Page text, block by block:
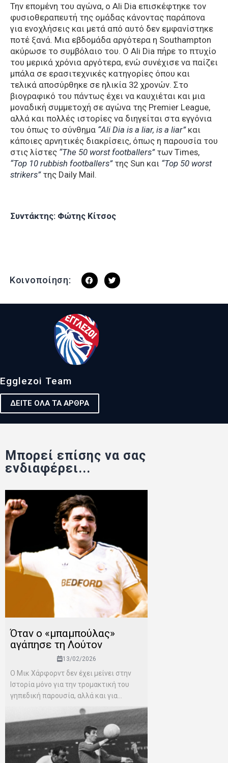
Την επομένη του αγώνα, ο Ali Dia επισκέφτηκε τον
φυσιοθεραπευτή της ομάδας κάνοντας παράπονα
για ενοχλήσεις και μετά από αυτό δεν εμφανίστηκε
ποτέ ξανά. Μια εβδομάδα αργότερα η Southampton
ακύρωσε το συμβόλαιο του. Ο Ali Dia πήρε το πτυχίο
του μερικά χρόνια αργότερα, ενώ συνέχισε να παίζει
μπάλα σε ερασιτεχνικές κατηγορίες όπου και
τελικά αποσύρθηκε σε ηλικία 32 χρονών. Στο
βιογραφικό του πάντως έχει να καυχιέται και μια
μοναδική συμμετοχή σε αγώνα της Premier League,
αλλά και πολλές ιστορίες να διηγείται στα εγγόνια
του όπως το σύνθημα “Ali Dia is a liar, is a liar”και
κάποιες αρνητικές διακρίσεις, όπως η παρουσία του
στις λίστες “The 50 worst footballers”των Times,
“Top 10 rubbish footballers”της Sun και “Top 50 worst
strikers”της Daily Mail.
Συντάκτης: Φώτης Κίτσος
Κοινοποίηση:
Egglezoi Team
ΔΕΙΤΕ ΟΛΑ ΤΑ ΑΡΘΡΑ
Μπορεί επίσης να σας
ενδιαφέρει...
Όταν ο «μπαμπούλας»
αγάπησε τη Λούτον
13/02/2026
Ο Μικ Χάρφορντ δεν έχει μείνει στην
Ιστορία μόνο για την τρομακτική του
γηπεδική παρουσία, αλλά και για...